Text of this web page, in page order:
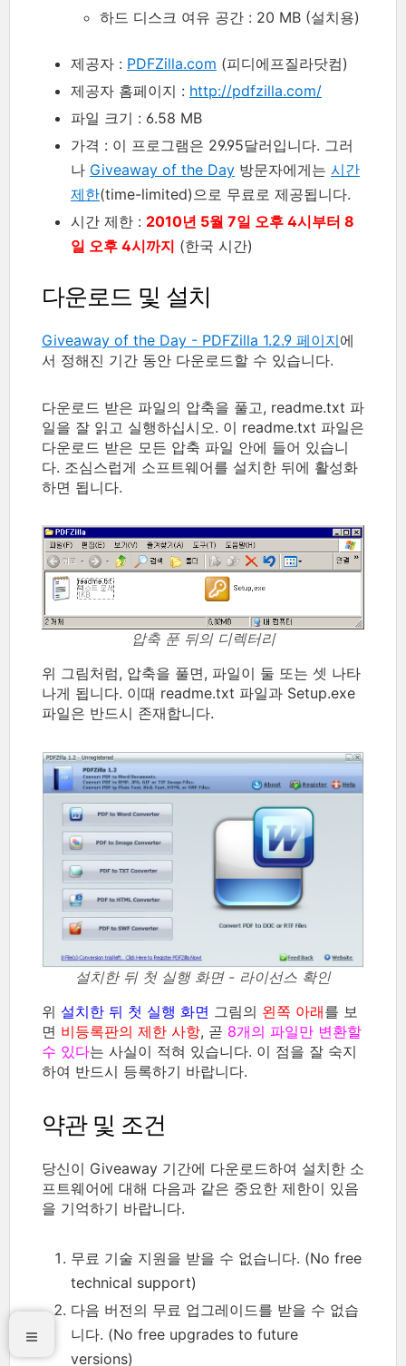
하드 디스크 여유 공간 : 20 MB (설치용)
제공자 : PDFZilla.com (피디에프질라닷컴)
제공자 홈페이지 : http://pdfzilla.com/
파일 크기 : 6.58 MB
가격 : 이 프로그램은 29.95달러입니다. 그러
나 Giveaway of the Day 방문자에게는 시간
제한(time-limited)으로 무료로 제공됩니다.
시간 제한 : 2010년 5월 7일 오후 4시부터 8
일 오후 4시까지 (한국 시간)
다운로드 및 설치
Giveaway of the Day - PDFZilla 1.2.9 페이지에
서 정해진 기간 동안 다운로드할 수 있습니다.
다운로드 받은 파일의 압축을 풀고, readme.txt 파
일을 잘 읽고 실행하십시오. 이 readme.txt 파일은
다운로드 받은 모든 압축 파일 안에 들어 있습니
다. 조심스럽게 소프트웨어를 설치한 뒤에 활성화
하면 됩니다.
압축 푼 뒤의 디렉터리
위 그림처럼, 압축을 풀면, 파일이 둘 또는 셋 나타
나게 됩니다. 이때 readme.txt 파일과 Setup.exe
파일은 반드시 존재합니다.
설치한 뒤 첫 실행 화면 - 라이선스 확인
위 설치한 뒤 첫 실행 화면 그림의 왼쪽 아래를 보
면 비등록판의 제한 사항, 곧 8개의 파일만 변환할
수 있다는 사실이 적혀 있습니다. 이 점을 잘 숙지
하여 반드시 등록하기 바랍니다.
약관 및 조건
당신이 Giveaway 기간에 다운로드하여 설치한 소
프트웨어에 대해 다음과 같은 중요한 제한이 있음
을 기억하기 바랍니다.
무료 기술 지원을 받을 수 없습니다. (No free
technical support)
다음 버전의 무료 업그레이드를 받을 수 없습
니다. (No free upgrades to future
versions)